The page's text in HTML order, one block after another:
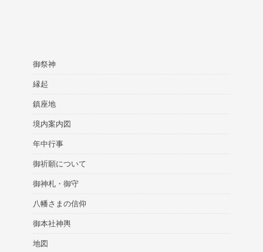
御祭神
縁起
鎮座地
境内案内図
年中行事
御祈願について
御神札・御守
八幡さまの信仰
御本社神輿
地図